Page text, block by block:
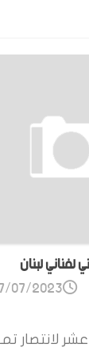
لفناني لبنان
07/2023
لانتصار